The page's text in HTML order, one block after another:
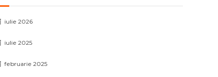
iulie 2026
iulie 2025
februarie 2025